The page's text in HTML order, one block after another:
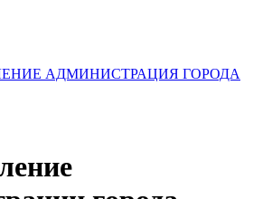
АДМИНИСТРАЦИЯ ГОРОДА